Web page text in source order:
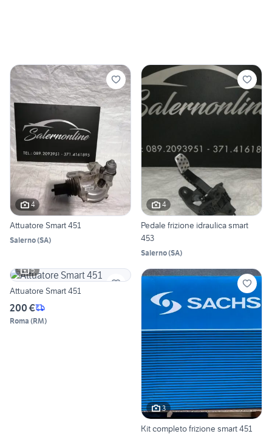
4
Attuatore Smart 451
Salerno(SA)
4
Pedale frizione idraulica smart
453
Salerno(SA)
5
Attuatore Smart 451
200 €
Roma (RM)
3
Kit completo frizione smart 451